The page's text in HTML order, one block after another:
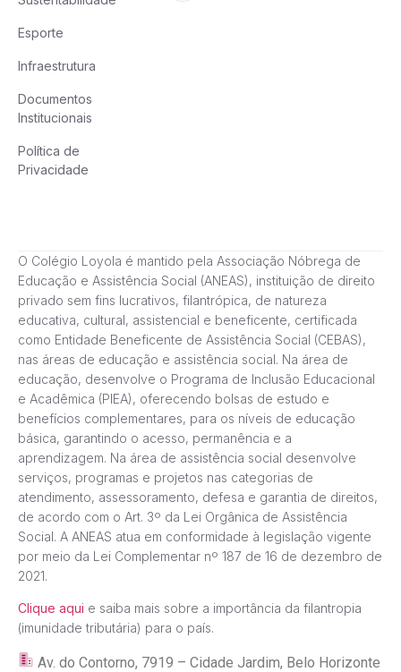
Esporte
Infraestrutura
Documentos
Institucionais
Política de
Privacidade
O Colégio Loyola é mantido pela Associação Nóbrega de
Educação e Assistência Social (ANEAS), instituição de direito
privado sem fins lucrativos, filantrópica, de natureza
educativa, cultural, assistencial e beneficente, certificada
como Entidade Beneficente de Assistência Social (CEBAS),
nas áreas de educação e assistência social. Na área de
educação, desenvolve o Programa de Inclusão Educacional
e Acadêmica (PIEA), oferecendo bolsas de estudo e
benefícios complementares, para os níveis de educação
básica, garantindo o acesso, permanência e a
aprendizagem. Na área de assistência social desenvolve
serviços, programas e projetos nas categorias de
atendimento, assessoramento, defesa e garantia de direitos,
de acordo com o Art. 3º da Lei Orgânica de Assistência
Social. A ANEAS atua em conformidade à legislação vigente
por meio da Lei Complementar nº 187 de 16 de dezembro de
2021.
Clique aqui e saiba mais sobre a importância da filantropia
(imunidade tributária) para o país.
Av. do Contorno, 7919 – Cidade Jardim, Belo Horizonte